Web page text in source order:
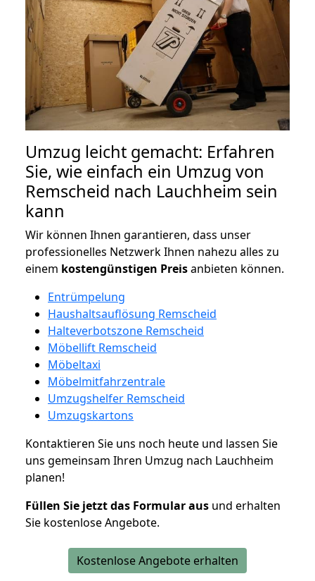
Umzug leicht gemacht: Erfahren
Sie, wie einfach ein Umzug von
Remscheid nach Lauchheim sein
kann
Wir können Ihnen garantieren, dass unser
professionelles Netzwerk Ihnen nahezu alles zu
einem kostengünstigen Preisanbieten können.
Entrümpelung
Haushaltsauflösung Remscheid
Halteverbotszone Remscheid
Möbellift Remscheid
Möbeltaxi
Möbelmitfahrzentrale
Umzugshelfer Remscheid
Umzugskartons
Kontaktieren Sie uns noch heute und lassen Sie
uns gemeinsam Ihren Umzug nach Lauchheim
planen!
Füllen Sie jetzt das Formular aus und erhalten
Sie kostenlose Angebote.
Kostenlose Angebote erhalten